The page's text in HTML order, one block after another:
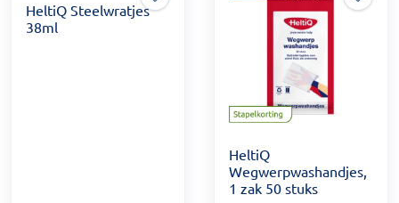
HeltiQ Steelwratjes
38ml
HeltiQ
Wegwerpwashandjes,
1 zak 50 stuks